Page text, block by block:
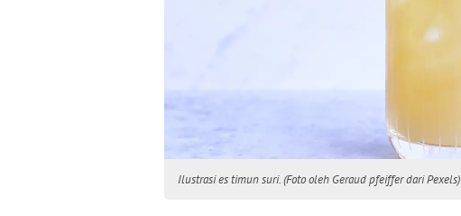
Ilustrasi es timun suri. (Foto oleh Geraud pfeiffer dari Pexels)